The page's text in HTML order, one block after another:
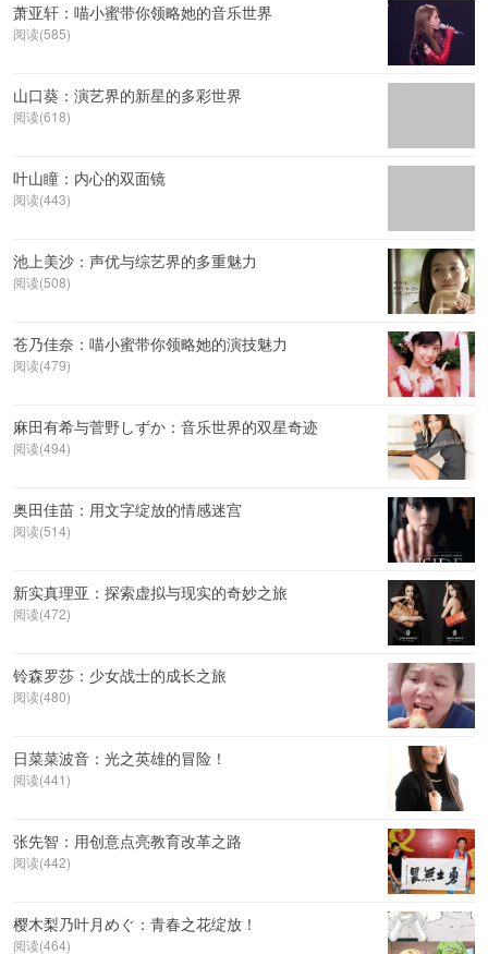
萧亚轩：喵小蜜带你领略她的音乐世界
阅读(585)
山口葵：演艺界的新星的多彩世界
阅读(618)
叶山瞳：内心的双面镜
阅读(443)
池上美沙：声优与综艺界的多重魅力
阅读(508)
苍乃佳奈：喵小蜜带你领略她的演技魅力
阅读(479)
麻田有希与菅野しずか：音乐世界的双星奇迹
阅读(494)
奥田佳苗：用文字绽放的情感迷宫
阅读(514)
新实真理亚：探索虚拟与现实的奇妙之旅
阅读(472)
铃森罗莎：少女战士的成长之旅
阅读(480)
日菜菜波音：光之英雄的冒险！
阅读(441)
张先智：用创意点亮教育改革之路
阅读(442)
樱木梨乃叶月めぐ：青春之花绽放！
阅读(464)